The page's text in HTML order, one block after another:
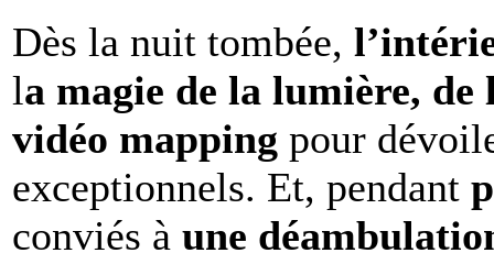
Dès la nuit tombée,
la magie de la lumière,
vidéo mapping pour
exceptionnels. Et, pendant
conviés à une